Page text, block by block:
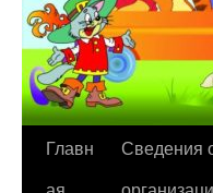
Перейти
Главн
Сведения